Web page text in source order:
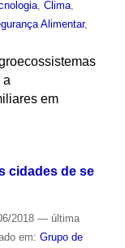
, Clima,
Alimentar,
a
em
cidades de se
2018 — última
em: Grupo de